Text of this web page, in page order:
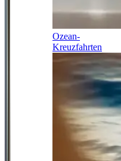
Ozean-
Kreuzfahrten